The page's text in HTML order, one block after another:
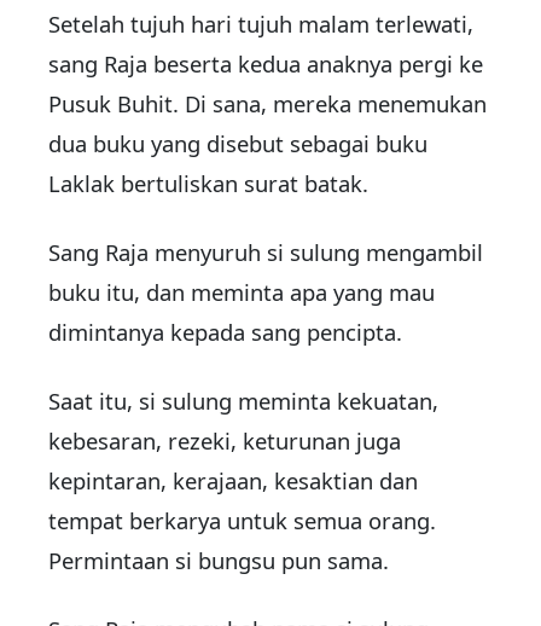
Setelah tujuh hari tujuh malam terlewati,
sang Raja beserta kedua anaknya pergi ke
Pusuk Buhit. Di sana, mereka menemukan
dua buku yang disebut sebagai buku
Laklak bertuliskan surat batak.
Sang Raja menyuruh si sulung mengambil
buku itu, dan meminta apa yang mau
dimintanya kepada sang pencipta.
Saat itu, si sulung meminta kekuatan,
kebesaran, rezeki, keturunan juga
kepintaran, kerajaan, kesaktian dan
tempat berkarya untuk semua orang.
Permintaan si bungsu pun sama.